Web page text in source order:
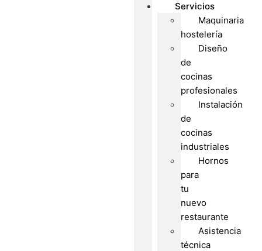
Servicios
Maquinaria
hostelería
Diseño
de
cocinas
profesionales
Instalación
de
cocinas
industriales
Hornos
para
tu
nuevo
restaurante
Asistencia
técnica